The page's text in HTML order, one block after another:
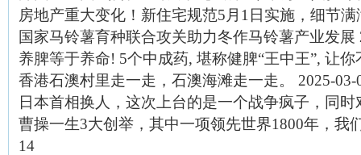
房地产重大变化！新住宅规范5月1日实施，细节
国家马铃薯育种联合攻关助力冬作马铃薯产业发展
养脾等于养命! 5个中成药, 堪称健脾“王中王”, 让你
香港石澳村里走一走，石澳海滩走一走。
2025-03-
日本首相换人，这次上台的是一个战争疯子，同时
曹操一生3大创举，其中一项领先世界1800年，我
14